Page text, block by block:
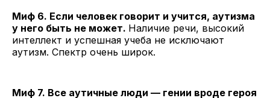
Миф 6. Если человек говорит и учится, аутизма
у него быть не может. Наличие речи, высокий
интеллект и успешная учеба не исключают
аутизм. Спектр очень широк.
Миф 7. Все аутичные люди — гении вроде героя